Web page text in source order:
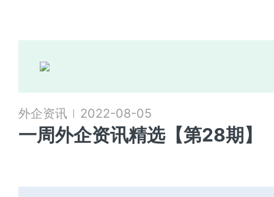
外企资讯 2022-08-05
一周外企资讯精选【第28期】